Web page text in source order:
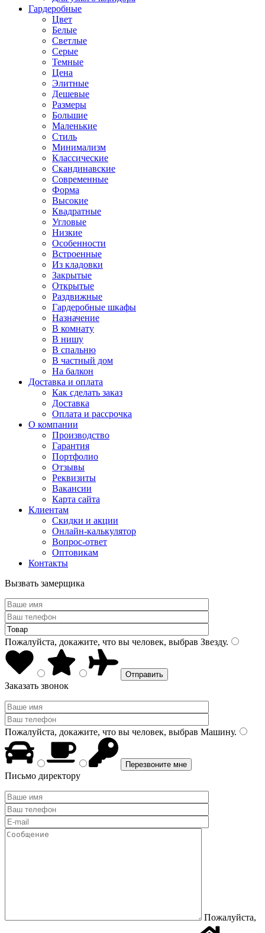
Гардеробные
Цвет
Белые
Светлые
Серые
Темные
Цена
Элитные
Дешевые
Размеры
Большие
Маленькие
Стиль
Минимализм
Классические
Скандинавские
Современные
Форма
Высокие
Квадратные
Угловые
Низкие
Особенности
Встроенные
Из кладовки
Закрытые
Открытые
Раздвижные
Гардеробные шкафы
Назначение
В комнату
В нишу
В спальню
В частный дом
На балкон
Доставка и оплата
Как сделать заказ
Доставка
Оплата и рассрочка
О компании
Производство
Гарантия
Портфолио
Отзывы
Реквизиты
Вакансии
Карта сайта
Клиентам
Скидки и акции
Онлайн-калькулятор
Вопрос-ответ
Оптовикам
Контакты
Вызвать замерщика
Пожалуйста, докажите, что вы человек, выбрав Звезду.
Заказать звонок
Пожалуйста, докажите, что вы человек, выбрав Машину.
Письмо директору
Пожалуйста,